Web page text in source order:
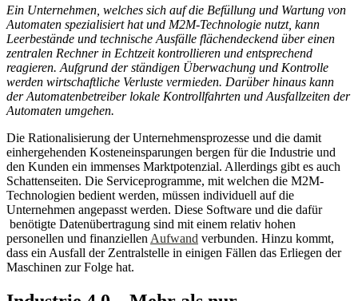
Ein Unternehmen, welches sich auf die Befüllung und Wartung von
Automaten spezialisiert hat und M2M-Technologie nutzt, kann
Leerbestände und technische Ausfälle flächendeckend über einen
zentralen Rechner in Echtzeit kontrollieren und entsprechend
reagieren. Aufgrund der ständigen Überwachung und Kontrolle
werden wirtschaftliche Verluste vermieden. Darüber hinaus kann
der Automatenbetreiber lokale Kontrollfahrten und Ausfallzeiten der
Automaten umgehen.
Die Rationalisierung der Unternehmensprozesse und die damit
einhergehenden Kosteneinsparungen bergen für die Industrie und
den Kunden ein immenses Marktpotenzial. Allerdings gibt es auch
Schattenseiten. Die Serviceprogramme, mit welchen die M2M-
Technologien bedient werden, müssen individuell auf die
Unternehmen angepasst werden. Diese Software und die dafür
benötigte Datenübertragung sind mit einem relativ hohen
personellen und finanziellen Aufwand verbunden. Hinzu kommt,
dass ein Ausfall der Zentralstelle in einigen Fällen das Erliegen der
Maschinen zur Folge hat.